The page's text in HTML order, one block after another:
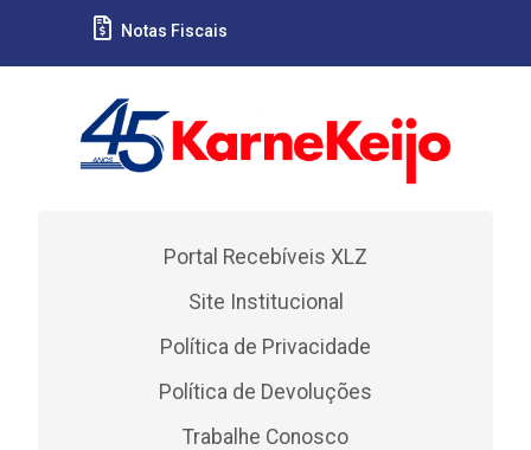
Notas Fiscais
Portal Recebíveis XLZ
Site Institucional
Política de Privacidade
Política de Devoluções
Trabalhe Conosco